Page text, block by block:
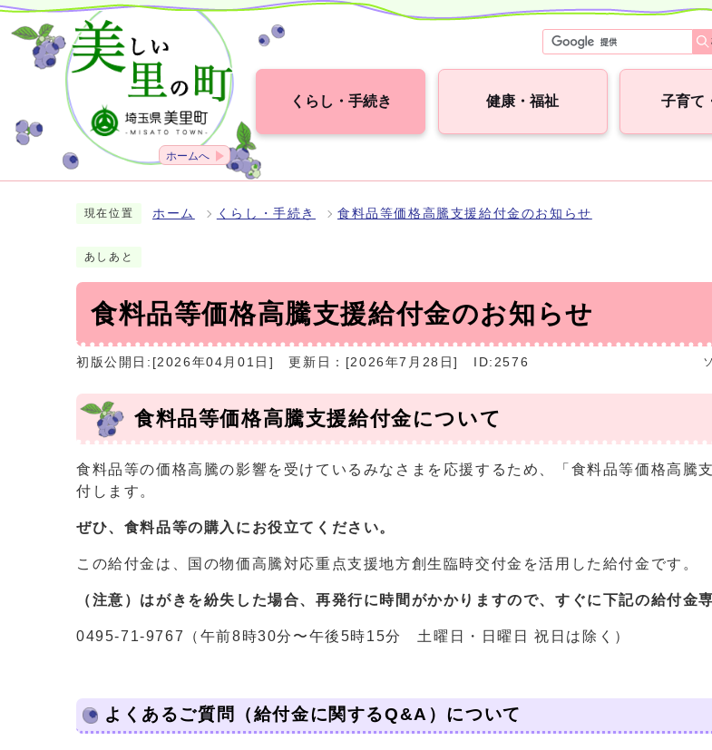
ホームへ
くらし・手続き 健康・福祉 子育て
現在位置 ホーム くらし・手続き 食料品等価格高騰支援給付金のお知らせ
あしあと
食料品等価格高騰支援給付金のお知らせ
初版公開日:[2026年04月01日] 更新日：[2026年7月28日] ID:2576
食料品等価格高騰支援給付金について
食料品等の価格高騰の影響を受けているみなさまを応援するため、「食料品等価格高
付します。
ぜひ、食料品等の購入にお役立てください。
この給付金は、国の物価高騰対応重点支援地方創生臨時交付金を活用した給付金です。
（注意）はがきを紛失した場合、再発行に時間がかかりますので、すぐに下記の給付金
0495-71-9767（午前8時30分〜午後5時15分 土曜日・日曜日 祝日は除く）
よくあるご質問（給付金に関するQ&A）について